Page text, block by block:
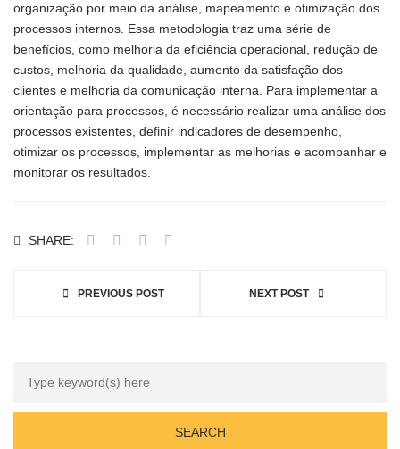
organização por meio da análise, mapeamento e otimização dos
processos internos. Essa metodologia traz uma série de
benefícios, como melhoria da eficiência operacional, redução de
custos, melhoria da qualidade, aumento da satisfação dos
clientes e melhoria da comunicação interna. Para implementar a
orientação para processos, é necessário realizar uma análise dos
processos existentes, definir indicadores de desempenho,
otimizar os processos, implementar as melhorias e acompanhar e
monitorar os resultados.
SHARE:
PREVIOUS POST NEXT POST